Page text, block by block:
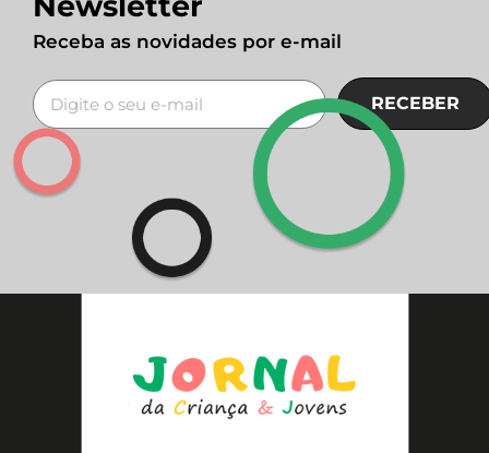
Receba as novidades por e-mail
RECEBER